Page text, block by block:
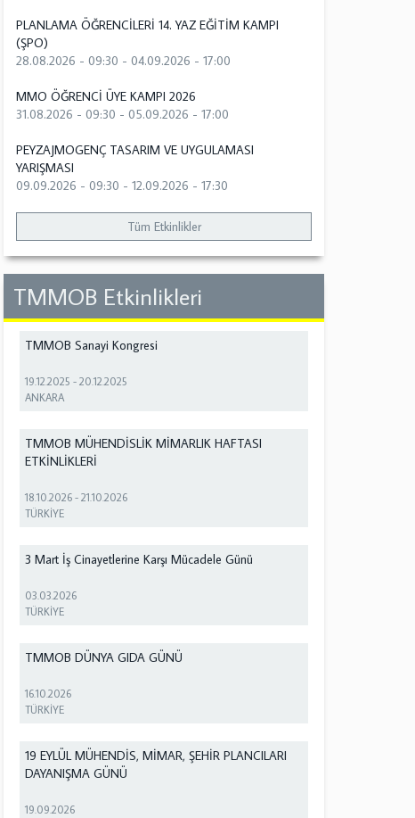
PLANLAMA ÖĞRENCİLERİ 14. YAZ EĞİTİM KAMPI
(ŞPO)
28.08.2026 - 09:30 -04.09.2026 - 17:00
MMO ÖĞRENCİ ÜYE KAMPI 2026
31.08.2026 - 09:30 -05.09.2026 - 17:00
PEYZAJMOGENÇ TASARIM VE UYGULAMASI
YARIŞMASI
09.09.2026 - 09:30 -12.09.2026 - 17:30
Tüm Etkinlikler
TMMOB Etkinlikleri
TMMOB Sanayi Kongresi
19.12.2025 -20.12.2025
ANKARA
TMMOB MÜHENDİSLİK MİMARLIK HAFTASI
ETKİNLİKLERİ
18.10.2026 -21.10.2026
TÜRKİYE
3 Mart İş Cinayetlerine Karşı Mücadele Günü
03.03.2026
TÜRKİYE
TMMOB DÜNYA GIDA GÜNÜ
16.10.2026
TÜRKİYE
19 EYLÜL MÜHENDİS, MİMAR, ŞEHİR PLANCILARI
DAYANIŞMA GÜNÜ
19.09.2026